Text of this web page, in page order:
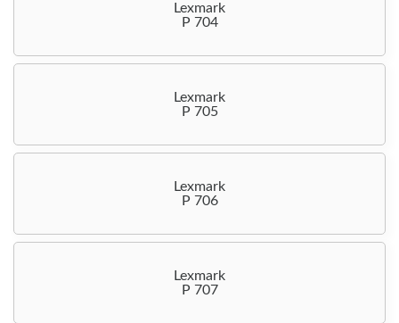
Lexmark
P 704
Lexmark
P 705
Lexmark
P 706
Lexmark
P 707